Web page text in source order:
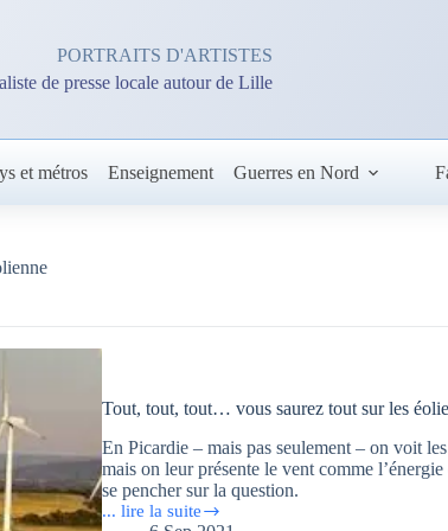
PORTRAITS D'ARTISTES
de presse locale autour de Lille
et métros Enseignement Guerres en Nord
Tout, tout, tout… vous saurez tout sur les
En Picardie – mais pas seulement – on voit
mais on leur présente le vent comme
se pencher sur la question.
... lire la suite
Tout,